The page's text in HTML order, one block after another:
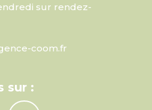
sur rendez-
coom.fr
sur :